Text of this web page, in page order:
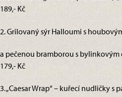
189,- Kč
2. Grilovaný sýr Halloumi s
a pečenou bramborou s bylinkovým
179,- Kč
3. „Caesar Wrap“ – kuřecí nudličky s